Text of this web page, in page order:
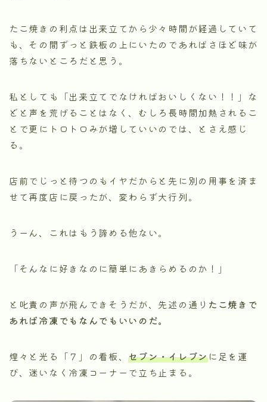
たこ焼きの利点は出来立てから少々時間が経過していて
も、その間ずっと鉄板の上にいたのであればさほど味が
落ちないところだと思う。
私としても「出来立てでなければおいしくない！！」な
どと声を荒げることはなく、むしろ長時間加熱されるこ
とで更にトロトロみが増していいのでは、とさえ感じ
る。
店前でじっと待つのもイヤだからと先に別の用事を済ま
せて再度店に戻ったが、変わらず大行列。
うーん、これはもう諦める他ない。
「そんなに好きなのに簡単にあきらめるのか！」
と叱責の声が飛んできそうだが、先述の通り たこ焼きで
あれば冷凍でもなんでもいいのだ。
煌々と光る「７」の看板、セブン・イレブンに足を運
び、迷いなく冷凍コーナーで立ち止まる。